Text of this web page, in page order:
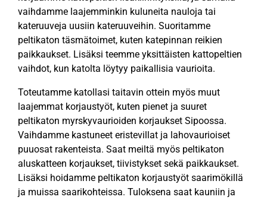
vaihdamme laajemminkin kuluneita nauloja tai
kateruuveja uusiin kateruuveihin. Suoritamme
peltikaton täsmätoimet, kuten katepinnan reikien
paikkaukset. Lisäksi teemme yksittäisten kattopeltien
vaihdot, kun katolta löytyy paikallisia vaurioita.
Toteutamme katollasi taitavin ottein myös muut
laajemmat korjaustyöt, kuten pienet ja suuret
peltikaton myrskyvaurioiden korjaukset Sipoossa.
Vaihdamme kastuneet eristevillat ja lahovaurioiset
puuosat rakenteista. Saat meiltä myös peltikaton
aluskatteen korjaukset, tiivistykset sekä paikkaukset.
Lisäksi hoidamme peltikaton korjaustyöt saarimökillä
ja muissa saarikohteissa. Tuloksena saat kauniin ja